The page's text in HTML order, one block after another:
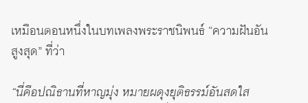
เหมือนตอนหนึ่งในบทเพลงพระราชนิพนธ์ “ความฝันอัน
สูงสุด” ที่ว่า
“นี่คือปณิธานที่หาญมุ่ง หมายผดุงยุติธรรม์อันสดใส